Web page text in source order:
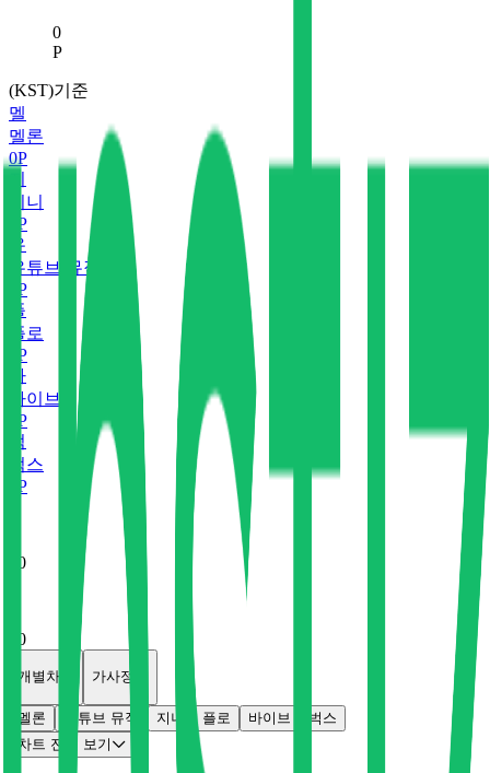
현재 스코어
0
P
(KST)기준
멜
멜론
0P
지니
P
유
유튜브 뮤직
P
플
플로
P
바
바이브
P
벅
벅스
P
0
0
개별차트 가사정보
멜론 유튜브 뮤직 지니 플로 바이브
벅스
차트 전체 보기